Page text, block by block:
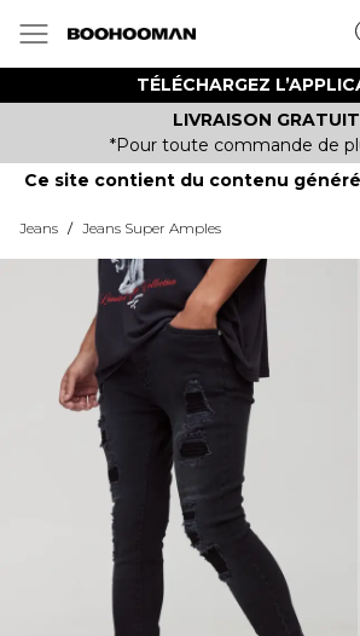
TÉLÉCHARGEZ
LIVRAISON
*Pour toute commande de
Ce site contient du contenu
Jeans / Jeans Super Amples